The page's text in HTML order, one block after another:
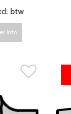
btw
info